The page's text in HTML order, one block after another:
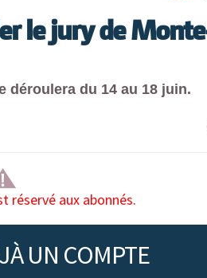
le jury de
déroulera du 14 au 18 juin.
réservé aux abonnés.
UN COMPTE